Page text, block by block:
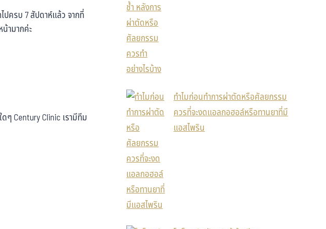
ปครบ 7 สัปดาห์แล้ว จากที่
ามากค่ะ
ๆ Century Clinic เรามีทีม
ทำไมก่อนทำการผ่าตัดหรือศัลยกรรม
ควรที่จะงดแอลกอฮอล์หรือทานยาที่มี
แอสไพริน